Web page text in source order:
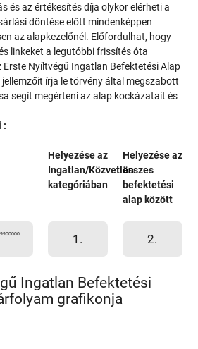
és az értékesítés díja olykor elérheti a
döntése előtt mindenképpen
az alapkezelőnél. Előfordulhat, hogy
linkeket a legutóbbi frissítés óta
Nyíltvégű Ingatlan Befektetési Alap
írja le törvény által megszabott
segít megérteni az alap kockázatait és
:
Helyezése az
Ingatlan/Közvetlen
kategóriában
Helyezése az
összes
befektetési
alap között
1. 2.
Ingatlan Befektetési
grafikonja